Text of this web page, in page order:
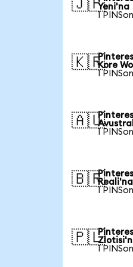
🇯🇵Yeni'na
1
🇰🇷Kore
1
🇦🇺
1
🇧🇷Reali'na
1
🇵🇱
1